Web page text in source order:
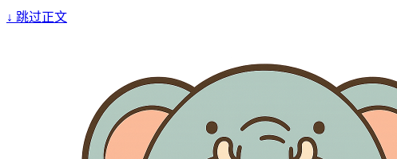
↓ 跳过正文